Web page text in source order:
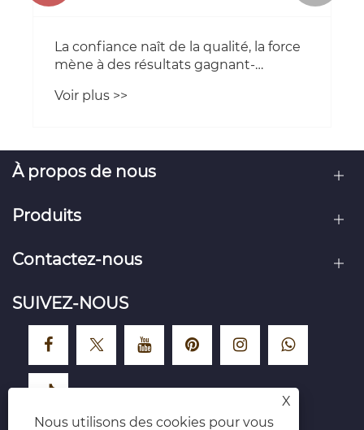
La confiance naît de la qualité, la force
mène à des résultats gagnant-
Voir plus >>
À propos de nous
Produits
Contactez-nous
SUIVEZ-NOUS
X
Nous utilisons des cookies pour vous